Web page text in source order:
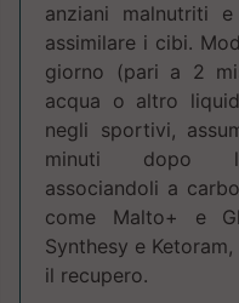
anziani malnutriti
assimilare i cibi.
giorno (pari a 2
acqua o altro
negli sportivi,
minuti dopo
associandoli a
come Malto+ e
Synthesy e
il recupero.